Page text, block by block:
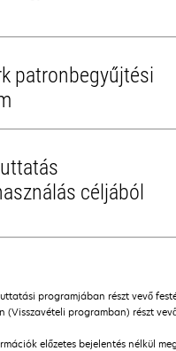
patronbegyűjtési
céljából
programjában részt vevő
(Visszavételi programban) részt
előzetes bejelentés nélkül